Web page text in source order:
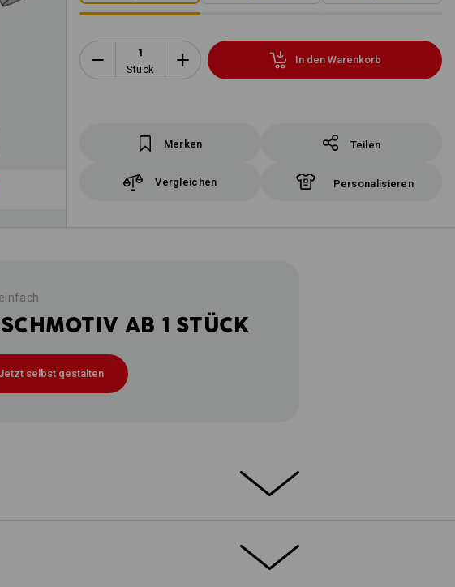
Stück
In den Warenkorb
Merken Teilen
Vergleichen Personalisieren
AB 1 STÜCK
selbst gestalten
EXTRAS